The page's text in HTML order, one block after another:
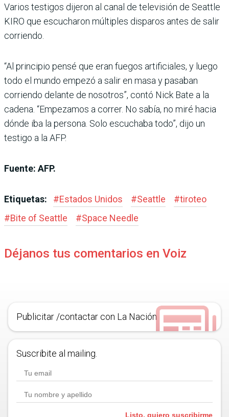
Varios testigos dijeron al canal de televisión de Seattle
KIRO que escucharon múltiples disparos antes de salir
corriendo.
“Al principio pensé que eran fuegos artificiales, y luego
todo el mundo empezó a salir en masa y pasaban
corriendo delante de nosotros”, contó Nick Bate a la
cadena. “Empezamos a correr. No sabía, no miré hacia
dónde iba la persona. Solo escuchaba todo”, dijo un
testigo a la AFP.
Fuente: AFP.
Etiquetas: #Estados Unidos #Seattle #tiroteo
#Bite of Seattle #Space Needle
Déjanos tus comentarios en Voiz
Publicitar /contactar con La Nación
Suscribite al mailing.
Listo, quiero suscribirme